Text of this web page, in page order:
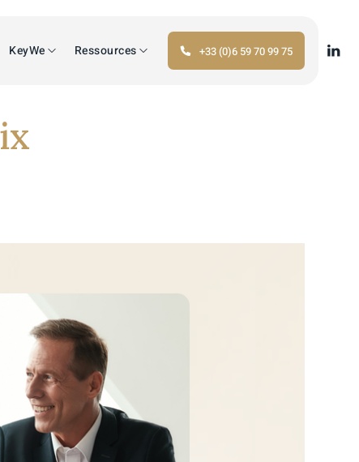
KeyWe Ressources +33 (0)6 59 70 99 75